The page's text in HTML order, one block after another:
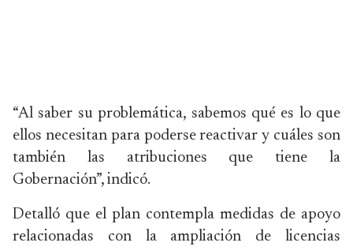
“Al saber su problemática, sabemos qué es lo que
ellos necesitan para poderse reactivar y cuáles son
también las atribuciones que tiene la
Gobernación”, indicó.
Detalló que el plan contempla medidas de apoyo
relacionadas con la ampliación de licencias